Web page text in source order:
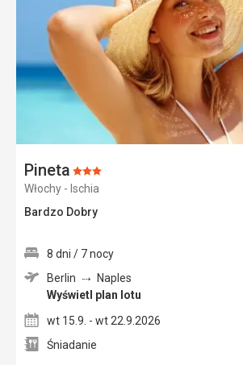
Pineta Ocena:
3/5
Włochy - Ischia
Bardzo Dobry
8 dni / 7 nocy
Berlin
Naples
Wyświetl plan lotu
wt 15.9. - wt 22.9.2026
Śniadanie